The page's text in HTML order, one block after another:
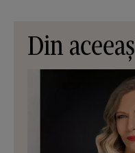
Din